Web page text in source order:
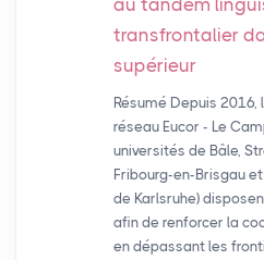
au tandem
transfrontalier
supérieur
Résumé Depuis
réseau Eucor - Le
universités de Bâle,
Fribourg-en-Brisgau
de Karlsruhe)
afin de renforcer la
en dépassant les